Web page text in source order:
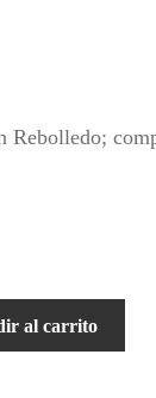
Rebolledo;
al carrito